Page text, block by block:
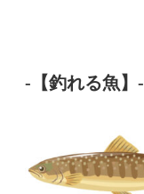
-【釣れる魚】-